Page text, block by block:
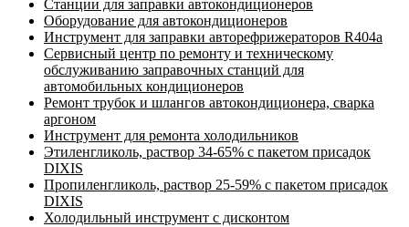
Станции для заправки автокондиционеров
Оборудование для автокондиционеров
Инструмент для заправки авторефрижераторов R404a
Сервисный центр по ремонту и техническому
обслуживанию заправочных станций для
автомобильных кондиционеров
Ремонт трубок и шлангов автокондиционера, сварка
аргоном
Инструмент для ремонта холодильников
Этиленгликоль, раствор 34-65% с пакетом присадок
DIXIS
Пропиленгликоль, раствор 25-59% с пакетом присадок
DIXIS
Холодильный инструмент с дисконтом